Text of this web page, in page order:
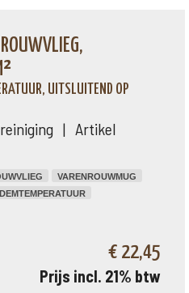
UITSLUITEND OP
reiniging | Artikel
VARENROUWMUG
€ 22,45
Prijs incl. 21% btw